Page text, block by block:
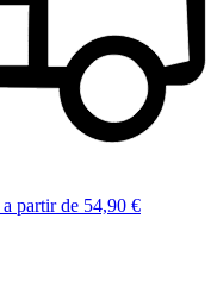
a partir de 54,90 €